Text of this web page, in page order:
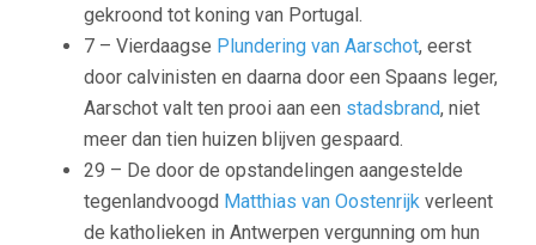
gekroond tot koning van Portugal.
7 – Vierdaagse Plundering van Aarschot, eerst
door calvinisten en daarna door een Spaans leger,
Aarschot valt ten prooi aan een stadsbrand, niet
meer dan tien huizen blijven gespaard.
29 – De door de opstandelingen aangestelde
tegenlandvoogd Matthias van Oostenrijk verleent
de katholieken in Antwerpen vergunning om hun